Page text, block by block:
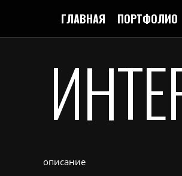
ГЛАВНАЯ ПОРТФОЛИО
описание